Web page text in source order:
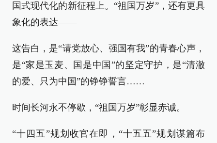
国式现代化的新征程上。“祖国万岁”，还有更具
象化的表达——
这告白，是“请党放心、强国有我”的青春心声，
是“家是玉麦、国是中国”的坚定守护，是“清澈
的爱、只为中国”的铮铮誓言……
时间长河永不停歇，“祖国万岁”彰显赤诚。
“十四五”规划收官在即，“十五五”规划谋篇布